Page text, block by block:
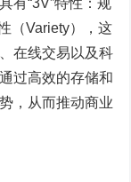
有“3V”特性：规
（Variety），这
在线交易以及科
过高效的存储和
，从而推动商业